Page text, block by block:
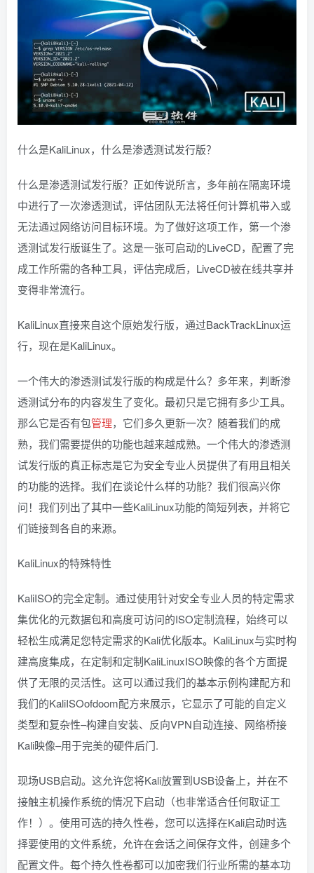
什么是KaliLinux，什么是渗透测试发行版？
什么是渗透测试发行版？正如传说所言，多年前在隔离环境
中进行了一次渗透测试，评估团队无法将任何计算机带入或
无法通过网络访问目标环境。为了做好这项工作，第一个渗
透测试发行版诞生了。这是一张可启动的LiveCD，配置了完
成工作所需的各种工具，评估完成后，LiveCD被在线共享并
变得非常流行。
KaliLinux直接来自这个原始发行版，通过BackTrackLinux运
行，现在是KaliLinux。
一个伟大的渗透测试发行版的构成是什么？多年来，判断渗
透测试分布的内容发生了变化。最初只是它拥有多少工具。
那么它是否有包管理，它们多久更新一次？随着我们的成
熟，我们需要提供的功能也越来越成熟。一个伟大的渗透测
试发行版的真正标志是它为安全专业人员提供了有用且相关
的功能的选择。我们在谈论什么样的功能？我们很高兴你
问！我们列出了其中一些KaliLinux功能的简短列表，并将它
们链接到各自的来源。
KaliLinux的特殊特性
KaliISO的完全定制。通过使用针对安全专业人员的特定需求
集优化的元数据包和高度可访问的ISO定制流程，始终可以
轻松生成满足您特定需求的Kali优化版本。KaliLinux与实时构
建高度集成，在定制和定制KaliLinuxISO映像的各个方面提
供了无限的灵活性。这可以通过我们的基本示例构建配方和
我们的KaliISOofdoom配方来展示，它显示了可能的自定义
类型和复杂性–构建自安装、反向VPN自动连接、网络桥接
Kali映像–用于完美的硬件后门.
现场USB启动。这允许您将Kali放置到USB设备上，并在不
接触主机操作系统的情况下启动（也非常适合任何取证工
作！）。使用可选的持久性卷，您可以选择在Kali启动时选
择要使用的文件系统，允许在会话之间保存文件，创建多个
配置文件。每个持久性卷都可以加密我们行业所需的基本功